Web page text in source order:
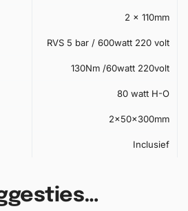
2 x 110mm
RVS 5 bar / 600watt 220 volt
130Nm /60watt 220volt
80 watt H-O
2x50x300mm
Inclusief